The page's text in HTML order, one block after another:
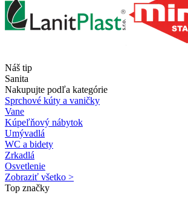
Náš tip
Sanita
Nakupujte podľa kategórie
Sprchové kúty a vaničky
Vane
Kúpeľňový nábytok
Umývadlá
WC a bidety
Zrkadlá
Osvetlenie
Zobraziť všetko >
Top značky